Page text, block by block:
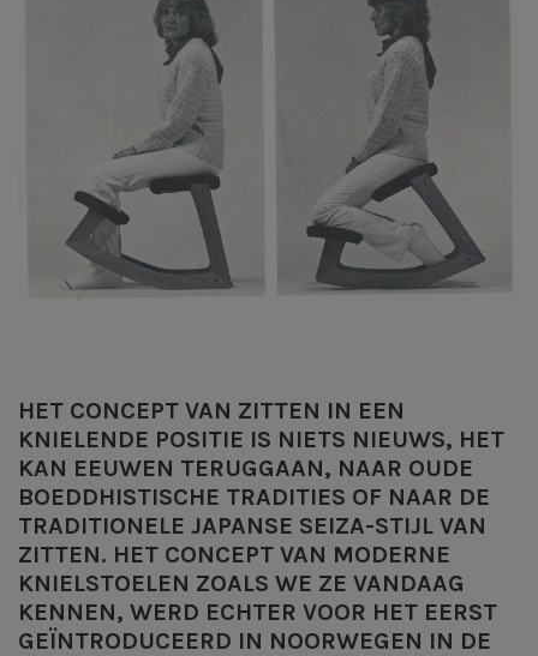
HET CONCEPT VAN ZITTEN IN EEN
KNIELENDE POSITIE IS NIETS NIEUWS, HET
KAN EEUWEN TERUGGAAN, NAAR OUDE
BOEDDHISTISCHE TRADITIES OF NAAR DE
TRADITIONELE JAPANSE SEIZA-STIJL VAN
ZITTEN. HET CONCEPT VAN MODERNE
KNIELSTOELEN ZOALS WE ZE VANDAAG
KENNEN, WERD ECHTER VOOR HET EERST
GEÏNTRODUCEERD IN NOORWEGEN IN DE